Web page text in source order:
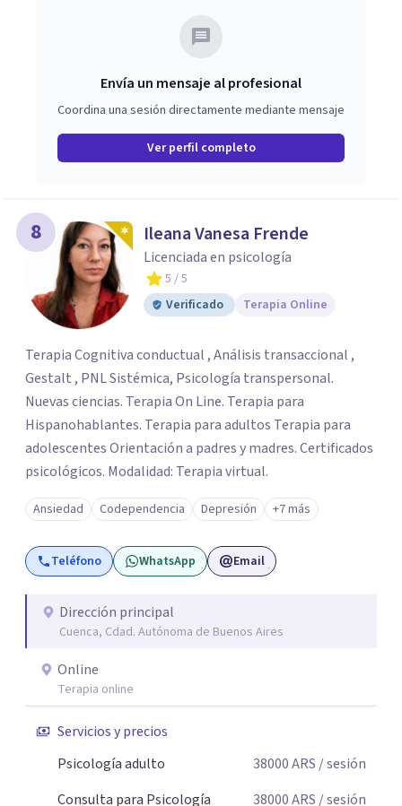
Envía un mensaje al profesional
Coordina una sesión directamente mediante mensaje
Ver perfil completo
8 Ileana Vanesa Frende
Licenciada en psicología
5 / 5
Verificado
Terapia Online
Terapia Cognitiva conductual , Análisis transaccional ,
Gestalt , PNL Sistémica, Psicología transpersonal.
Nuevas ciencias. Terapia On Line. Terapia para
Hispanohablantes. Terapia para adultos Terapia para
adolescentes Orientación a padres y madres. Certificados
psicológicos. Modalidad: Terapia virtual.
Ansiedad Codependencia Depresión +7 más
Teléfono WhatsApp Email
Dirección principal
Cuenca, Cdad. Autónoma de Buenos Aires
Online
Terapia online
Servicios y precios
Psicología adulto
38000ARS / sesión
Consulta para Psicología
38000ARS / sesión